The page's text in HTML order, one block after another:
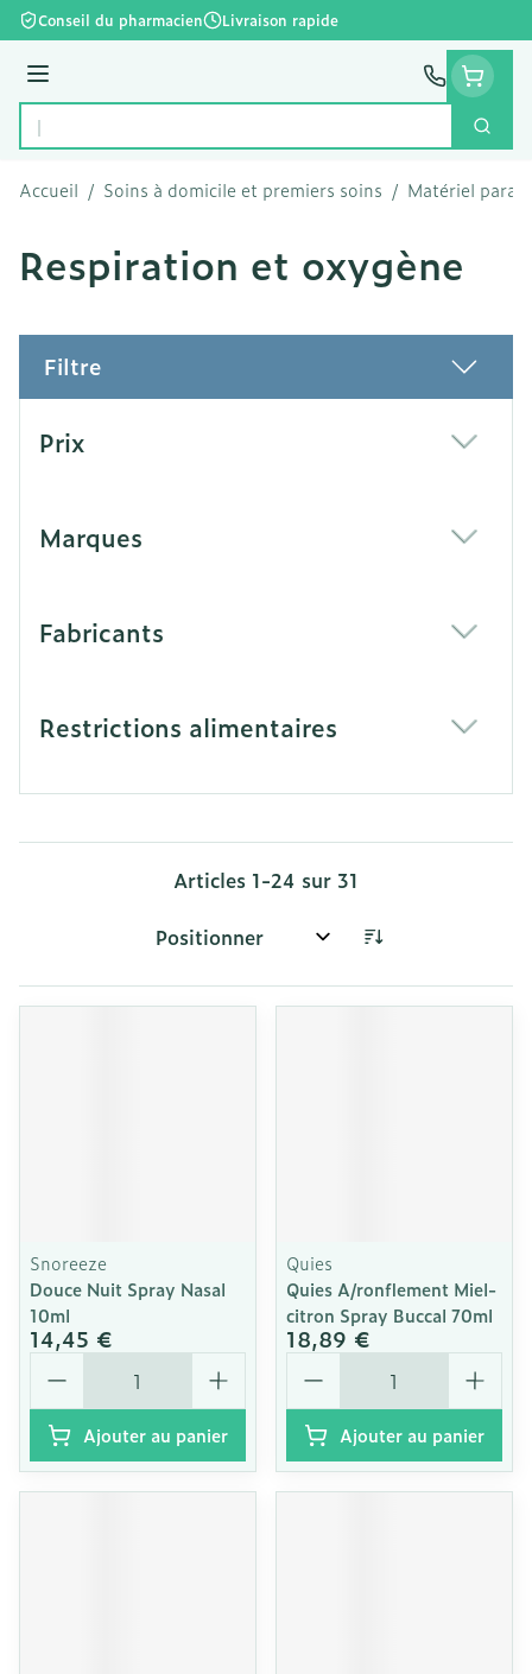
Aller au contenu
Conseil du pharmacien Livraison rapide
Menu
Rechercher
Accueil / Soins à domicile et premiers soins / Matériel
Respiration et oxygène
Filtre
Prix
Marques
Fabricants
Restrictions alimentaires
Articles 1-24 sur 31
Trier par:
Snoreeze
Douce Nuit Spray Nasal
10ml
14,45 €
Quantité
Ajouter au panier
Quies
Quies A/ronflement Miel-
citron Spray Buccal 70ml
18,89 €
Quantité
Ajouter au panier